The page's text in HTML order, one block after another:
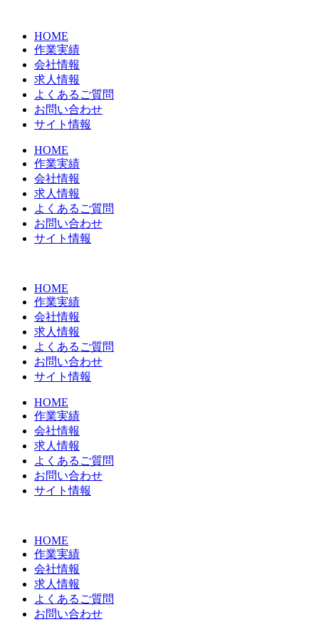
HOME
作業実績
会社情報
求人情報
よくあるご質問
お問い合わせ
サイト情報
HOME
作業実績
会社情報
求人情報
よくあるご質問
お問い合わせ
サイト情報
HOME
作業実績
会社情報
求人情報
よくあるご質問
お問い合わせ
サイト情報
HOME
作業実績
会社情報
求人情報
よくあるご質問
お問い合わせ
サイト情報
HOME
作業実績
会社情報
求人情報
よくあるご質問
お問い合わせ